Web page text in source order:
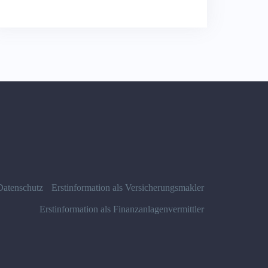
Erstinformation als Versicherungsmakler
Erstinformation als Finanzanlagenvermittler